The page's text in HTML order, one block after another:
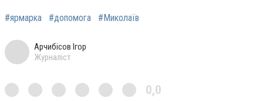
#ярмарка #допомога #Миколаїв
Арчибісов Ігор
Журналіст
0,0